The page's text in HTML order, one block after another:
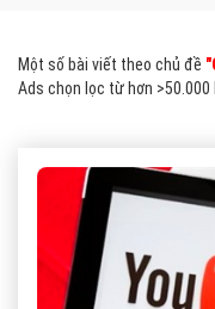
Một số bài viết theo chủ đề
Ads chọn lọc từ hơn